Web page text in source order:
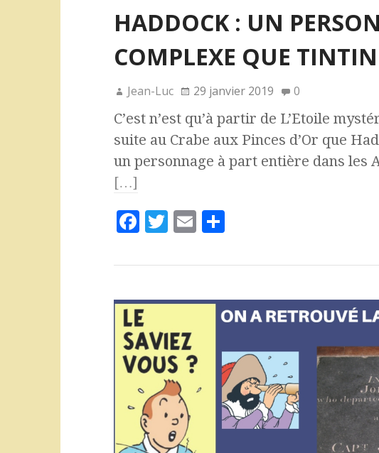
HADDOCK : UN
COMPLEXE QUE TINTIN
Jean-Luc 29 janvier 2019 0
C’est n’est qu’à partir de L’Etoile
suite au Crabe aux Pinces d’Or que
un personnage à part entière dans les
[…]
F
c
b
o
o
k
T
it
r
E
ai
P
rt
g
r